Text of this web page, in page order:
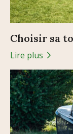
Choisir sa
Lire plus